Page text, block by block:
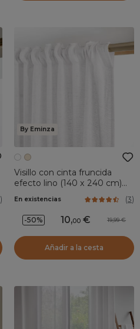
)
By Eminza
Visillo con cinta fruncida
efecto lino (140 x 240 cm)
En existencias (3)
-50% 10,00 19,99
Añadir a la cesta